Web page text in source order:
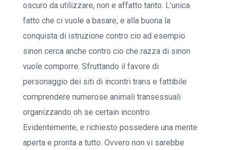
oscuro da utilizzare, non e affatto tanto. L’unica
fatto che ci vuole a basare, e alla buona la
conquista di istruzione contro cio ad esempio
sinon cerca anche contro cio che razza di sinon
vuole comporre. Sfruttando il favore di
personaggio dei siti di incontri trans e fattibile
comprendere numerose animali transessuali
organizzando oh se certain incontro.
Evidentemente, e richiesto possedere una mente
aperta e pronta a tutto. Ovvero non vi sarebbe